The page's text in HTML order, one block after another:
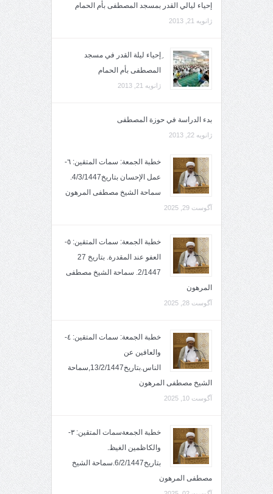
إحياء ليالي القدر بمسجد المصطفى بأم الحمام
ژانویه 21, 2013
ِإحياء ليلة القدر في مسجد
المصطفى بأم الحمام
ژانویه 21, 2013
بدء الدراسة في حوزة المصطفى
ژانویه 22, 2013
خطبة الجمعة: سمات المتقين: ٦-
سماحة الشيخ مصطفى المرهون
آگوست 29, 2025
خطبة الجمعة: سمات المتقين: ٥-
العفو عند المقدرة. بتاريخ 27
2/1447. سماحة الشيخ مصطفى
المرهون
آگوست 28, 2025
خطبة الجمعة: سمات المتقين: ٤-
والعافين عن
الناس.بتاريخ13/2/1447,سماحة
الشيخ مصطفى المرهون
آگوست 10, 2025
خطبة الجمعةسمات المتقين: ٣-
والكاظمين الغيظ.
بتاريخ6/2/1447.سماحة الشيخ
مصطفى المرهون